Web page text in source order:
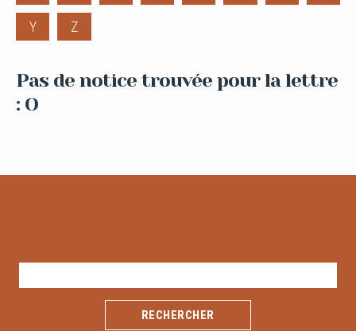
Y Z
Pas de notice trouvée pour la lettre
: O